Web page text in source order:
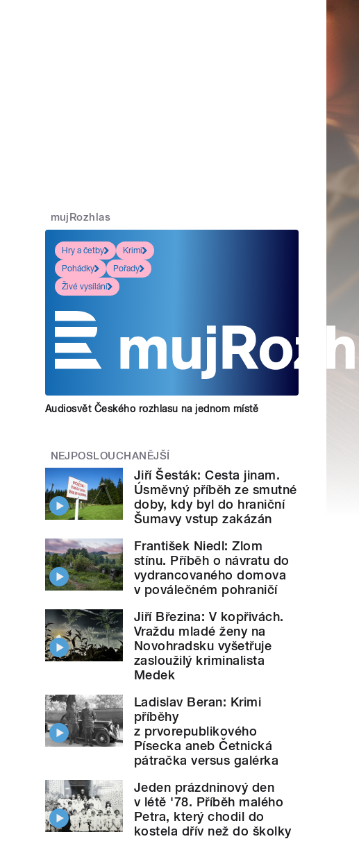
mujRozhlas
Hry a četby
Krimi
Pohádky
Pořady
Živé vysílání
Audiosvět Českého rozhlasu na jednom místě
NEJPOSLOUCHANĚJŠÍ
Jiří Šesták: Cesta jinam.
Úsměvný příběh ze smutné
doby, kdy byl do hraniční
Šumavy vstup zakázán
František Niedl: Zlom
stínu. Příběh o návratu do
vydrancovaného domova
v poválečném pohraničí
Jiří Březina: V kopřivách.
Vraždu mladé ženy na
Novohradsku vyšetřuje
zasloužilý kriminalista
Medek
Ladislav Beran: Krimi
příběhy
z prvorepublikového
Písecka aneb Četnická
pátračka versus galérka
Jeden prázdninový den
v létě '78. Příběh malého
Petra, který chodil do
kostela dřív než do školky